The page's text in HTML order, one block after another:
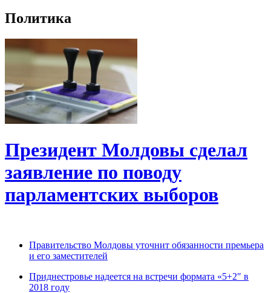
Политика
Президент Молдовы сделал
заявление по поводу
парламентских выборов
Правительство Молдовы уточнит обязанности премьера
и его заместителей
Приднестровье надеется на встречи формата «5+2″ в
2018 году